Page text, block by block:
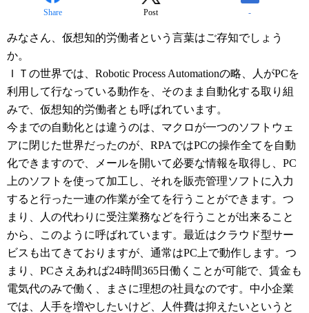
Share Post -
みなさん、仮想知的労働者という言葉はご存知でしょう
か。
ＩＴの世界では、 Robotic Process Automationの略、人がPCを
利用して行なっている動作を、そのまま自動化する取り組
みで、仮想知的労働者とも呼ばれています。
今までの自動化とは違うのは、マクロが一つのソフトウェ
アに閉じた世界だったのが、RPAではPCの操作全てを自動
化できますので、メールを開いて必要な情報を取得し、PC
上のソフトを使って加工し、それを販売管理ソフトに入力
すると行った一連の作業が全てを行うことができます。つ
まり、人の代わりに受注業務などを行うことが出来ること
から、このように呼ばれています。 最近はクラウド型サー
ビスも出てきておりますが、通常はPC上で動作します。つ
まり、PCさえあれば24時間365日働くことが可能で、賃金も
電気代のみで働く、まさに理想の社員なのです。中小企業
では、人手を増やしたいけど、人件費は抑えたいというと